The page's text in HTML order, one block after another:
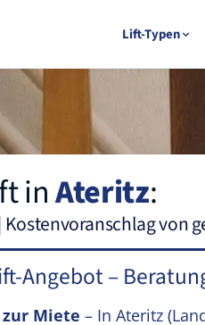
Lift-Typen
inAteritz:
Kostenvoranschlag von
Angebot –
Miete – In Ateritz